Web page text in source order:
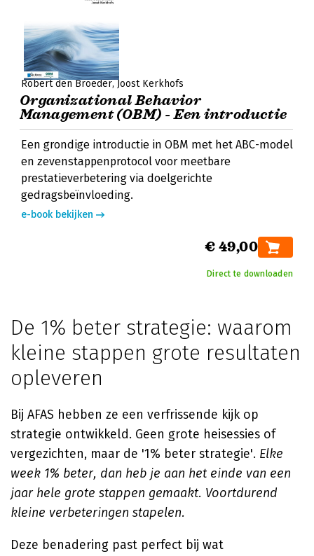
Robert den Broeder Joost Kerkhofs
Organizational Behavior
Management (OBM) - Een introductie
Een grondige introductie in OBM met het ABC-model
en zevenstappenprotocol voor meetbare
prestatieverbetering via doelgerichte
gedragsbeïnvloeding.
e-book bekijken
€ 49,00
Direct te downloaden
De 1% beter strategie: waarom
kleine stappen grote resultaten
opleveren
Bij AFAS hebben ze een verfrissende kijk op
strategie ontwikkeld. Geen grote heisessies of
vergezichten, maar de '1% beter strategie'. Elke
week 1% beter, dan heb je aan het einde van een
jaar hele grote stappen gemaakt. Voortdurend
kleine verbeteringen stapelen.
Deze benadering past perfect bij wat